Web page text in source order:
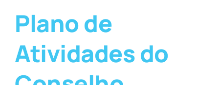
Plano de
Atividades do